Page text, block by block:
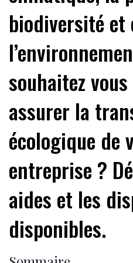
biodiversité et
souhaitez
assurer la
écologique de
entreprise ?
aides et les
disponibles.